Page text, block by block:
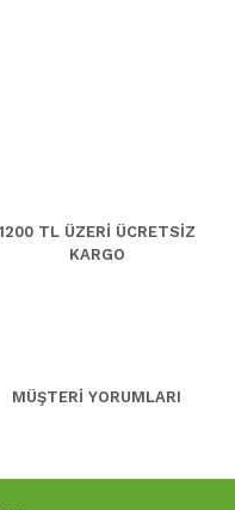
TL ÜZERİ ÜCRETSİZ
KARGO
MÜŞTERİ YORUMLARI